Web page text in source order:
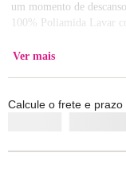
um momento de
100% Poliamida Lavar
Ver mais
Calcule o frete e prazo